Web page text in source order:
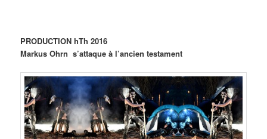
PRODUCTION hTh 2016
Markus Ohrn s’attaque à l’ancien testament